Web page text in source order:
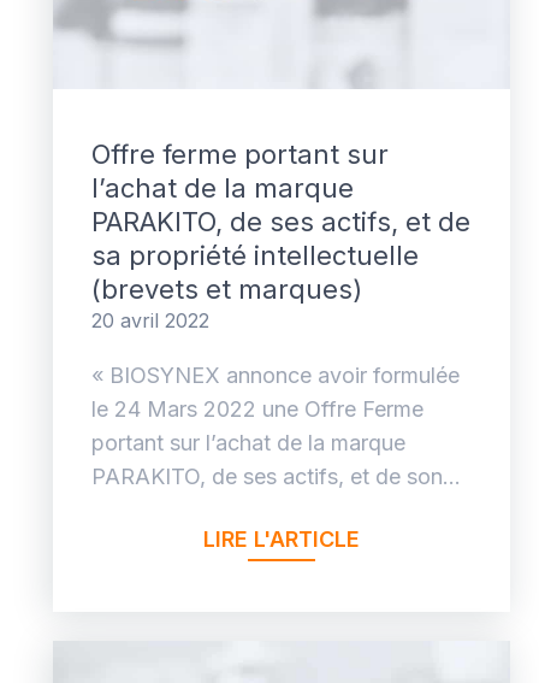
Offre ferme portant sur
l’achat de la marque
PARAKITO, de ses actifs, et de
sa propriété intellectuelle
(brevets et marques)
20 avril 2022
« BIOSYNEX annonce avoir formulée
le 24 Mars 2022 une Offre Ferme
portant sur l’achat de la marque
PARAKITO, de ses actifs, et de son...
LIRE L'ARTICLE